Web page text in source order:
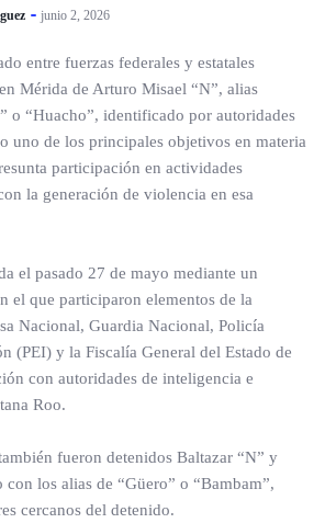
junio 2, 2026
entre fuerzas federales y estatales
Mérida de Arturo Misael “N”, alias
o “Huacho”, identificado por autoridades
uno de los principales objetivos en materia
participación en actividades
la generación de violencia en esa
el pasado 27 de mayo mediante un
el que participaron elementos de la
Nacional, Guardia Nacional, Policía
(PEI) y la Fiscalía General del Estado de
con autoridades de inteligencia e
Roo.
fueron detenidos Baltazar “N” y
los alias de “Güero” o “Bambam”,
cercanos del detenido.